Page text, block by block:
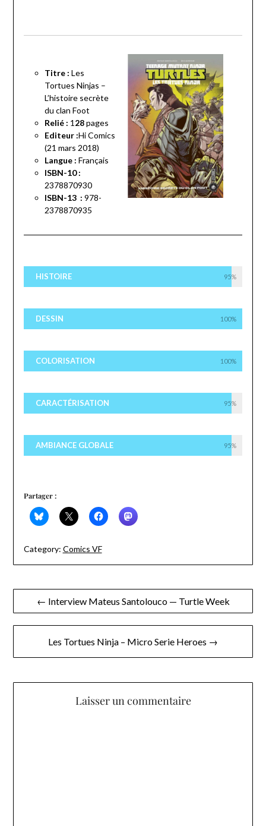
Titre : Les
Tortues Ninjas –
L’histoire secrète
du clan Foot
Relié : 1 28pages
Editeur :Hi Comics
(21 mars 2018)
Langue : Français
ISBN-10 :
2378870930
ISBN-13 : 978-
2378870935
HISTOIRE 95%
DESSIN 100%
COLORISATION 100%
CARACTÉRISATION 95%
AMBIANCE GLOBALE 95%
Partager :
Category: Comics VF
Navigation
de
l’article
← Interview Mateus Santolouco — Turtle Week
Les Tortues Ninja – Micro Serie Heroes →
Laisser un commentaire